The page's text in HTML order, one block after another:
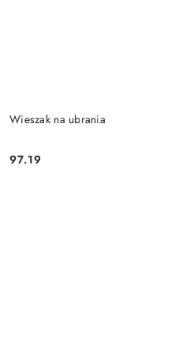
Wieszak na ubrania
Cena:
97.19